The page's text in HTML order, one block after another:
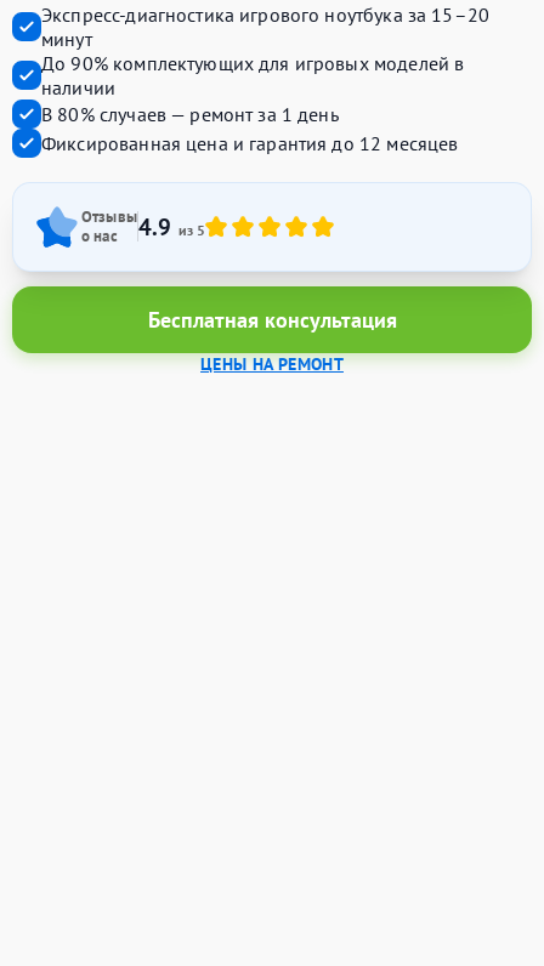
Экспресс-диагностика игрового ноутбука за 15–20
минут
До 90% комплектующих для игровых моделей в
наличии
В 80% случаев — ремонт за 1 день
Фиксированная цена и гарантия до 12 месяцев
Отзывы
о нас
4.9 из 5
Бесплатная консультация
ЦЕНЫ НА РЕМОНТ